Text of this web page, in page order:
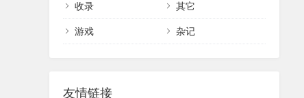
收录 其它
游戏 杂记
友情链接